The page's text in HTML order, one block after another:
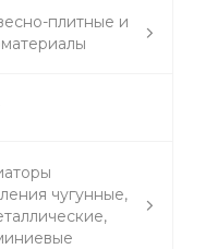
плитные и
чугунные,